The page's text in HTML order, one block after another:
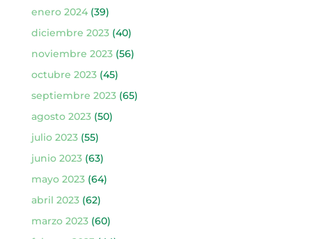
enero 2024(39)
diciembre 2023(40)
noviembre 2023(56)
octubre 2023(45)
septiembre 2023(65)
agosto 2023(50)
julio 2023(55)
junio 2023(63)
mayo 2023(64)
abril 2023(62)
marzo 2023(60)